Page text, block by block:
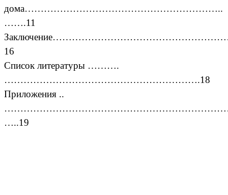
дома……………………………………………………..
…….11
16
Список литературы ……….
…………………………………………………….18
Приложения ..
…..19